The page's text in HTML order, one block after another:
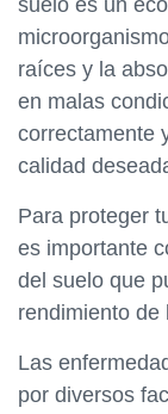
suelo es un
raíces y la
en malas
correctamente
calidad
Para proteger
es importante
del suelo que
rendimiento de
Las
por diversos